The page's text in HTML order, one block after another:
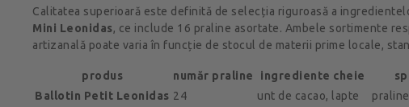
Calitatea superioară este definită de selecția riguroasă a
Mini Leonidas, ce include 16 praline asortate. Ambele sortimente
artizanală poate varia în funcție de stocul de materii prime locale,
produs număr praline ingrediente cheie
Ballotin Petit Leonidas 24 unt de cacao, lapte